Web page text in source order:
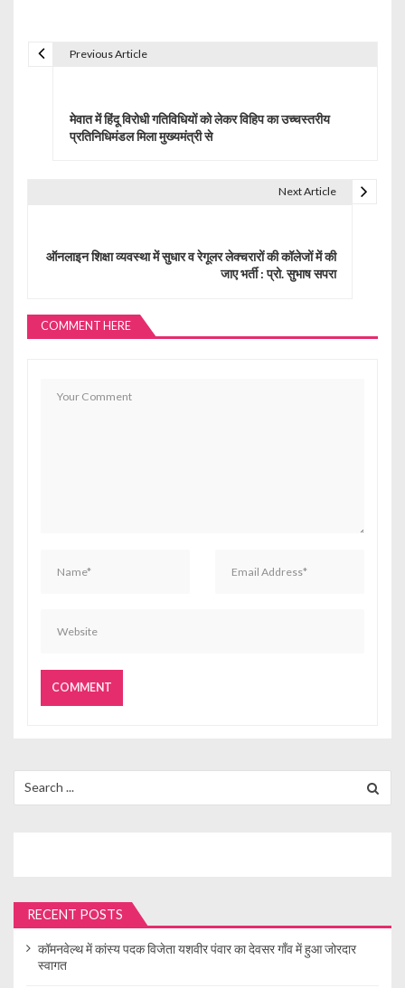
Previous Article
मेवात में हिंदू विरोधी गतिविधियों को लेकर विहिप का उच्चस्तरीय
प्रतिनिधिमंडल मिला मुख्यमंत्री से
Next Article
ऑनलाइन शिक्षा व्यवस्था में सुधार व रेगूलर लेक्चरारों की कॉलेजों में की
जाए भर्ती : प्रो. सुभाष सपरा
COMMENT HERE
for:
RECENT POSTS
कॉमनवेल्थ में कांस्य पदक विजेता यशवीर पंवार का देवसर गाँव में हुआ जोरदार
स्वागत